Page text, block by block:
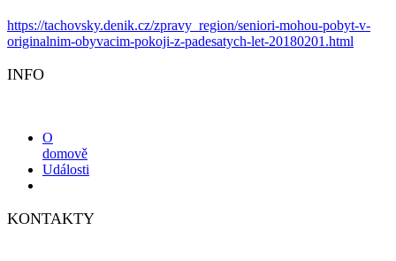
https://tachovsky.denik.cz/zpravy_region/seniori-mohou-pobyt-v-
originalnim-obyvacim-pokoji-z-padesatych-let-20180201.html
INFO
O
domově
Události
KONTAKTY